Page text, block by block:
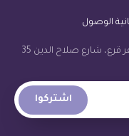
الوصول
قرع، شارع صلاح الدين 35
اشتركوا